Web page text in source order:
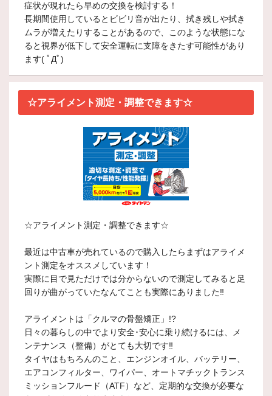
症状が現れたら早めの交換を検討する ！
長期間使用しているとビビリ音が出たり、拭き残しや拭き
ムラが増えたりすることがある ので、このような状態にな
ると視界が低下して安全運転に支障をきたす可能性があり
ます( ﾟДﾟ)
☆アライメント測定・調整できます☆
☆アライメント測定・調整できます☆
最近は中古車が売れているので購入したらまずはアライメ
ント測定をオススメしています！
実際に目で見ただけでは分からないので測定してみると足
回りが曲がっていたなんてことも実際にありました‼
アライメントは「クルマの骨盤矯正」!?
日々の暮らしの中でより安全･安心に乗り続けるには、メ
ンテナンス（整備）がとても大切です‼
タイヤはもちろんのこと、エンジンオイル、バッテリー、
エアコンフィルター、ワイパー、オートマチックトランス
ミッションフルード（ATF）など、定期的な交換が必要な